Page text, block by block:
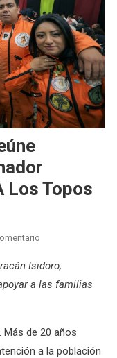
Los Topos
En
De
Yucatán
Al
Gobernador
Isidoro,
a las familias
Más de 20 años
a la población